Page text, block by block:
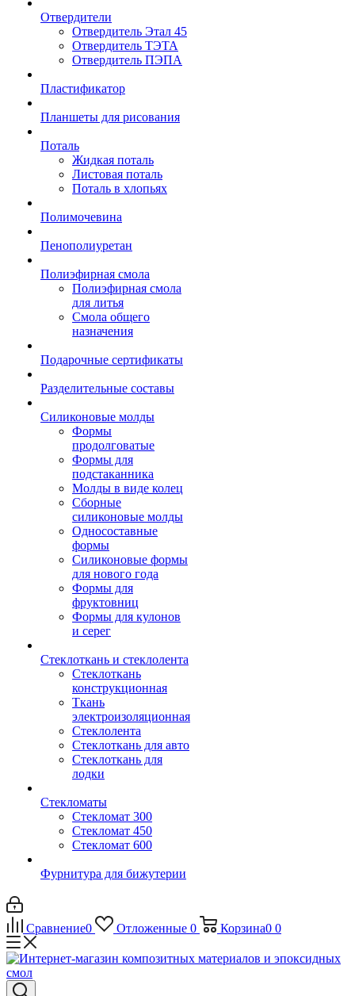
Отвердители
Отвердитель Этал 45
Отвердитель ТЭТА
Отвердитель ПЭПА
Пластификатор
Планшеты для рисования
Поталь
Жидкая поталь
Листовая поталь
Поталь в хлопьях
Полимочевина
Пенополиуретан
Полиэфирная смола
Полиэфирная смола
для литья
Смола общего
назначения
Подарочные сертификаты
Разделительные составы
Силиконовые молды
Формы
продолговатые
Формы для
подстаканника
Молды в виде колец
Сборные
силиконовые молды
Односоставные
формы
Силиконовые формы
для нового года
Формы для
фруктовниц
Формы для кулонов
и серег
Стеклоткань и стеклолента
Стеклоткань
конструкционная
Ткань
электроизоляционная
Стеклолента
Стеклоткань для авто
Стеклоткань для
лодки
Стекломаты
Стекломат 300
Стекломат 450
Стекломат 600
Фурнитура для бижутерии
Сравнение0 Отложенные 0 Корзина0 0